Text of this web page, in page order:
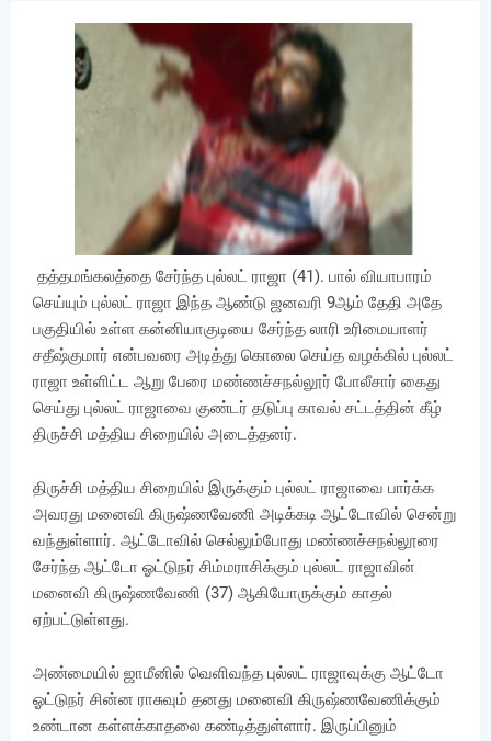
தத்தமங்கலத்தை சேர்ந்த புல்லட் ராஜா (41). பால் வியாபாரம்
செய்யும் புல்லட் ராஜா இந்த ஆண்டு ஜனவரி 9ஆம் தேதி அதே
பகுதியில் உள்ள கன்னியாகுடியை சேர்ந்த லாரி உரிமையாளர்
சதீஷ்குமார் என்பவரை அடித்து கொலை செய்த வழக்கில் புல்லட்
ராஜா உள்ளிட்ட ஆறு பேரை மண்ணச்சநல்லூர் போலீசார் கைது
செய்து புல்லட் ராஜாவை குண்டர் தடுப்பு காவல் சட்டத்தின் கீழ்
திருச்சி மத்திய சிறையில் அடைத்தனர்.
திருச்சி மத்திய சிறையில் இருக்கும் புல்லட் ராஜாவை பார்க்க
அவரது மனைவி கிருஷ்ணவேணி அடிக்கடி ஆட்டோவில் சென்று
வந்துள்ளார். ஆட்டோவில் செல்லும்போது மண்ணச்சநல்லூரை
சேர்ந்த ஆட்டோ ஓட்டுநர் சிம்மராசிக்கும் புல்லட் ராஜாவின்
மனைவி கிருஷ்ணவேணி (37) ஆகியோருக்கும் காதல்
ஏற்பட்டுள்ளது.
அண்மையில் ஜாமீனில் வெளிவந்த புல்லட் ராஜாவுக்கு ஆட்டோ
ஓட்டுநர் சின்ன ராசுவும் தனது மனைவி கிருஷ்ணவேணிக்கும்
உண்டான கள்ளக்காதலை கண்டித்துள்ளார். இருப்பினும்